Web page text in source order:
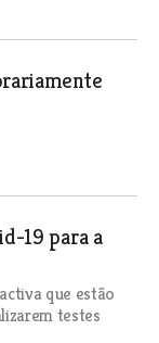
19 para a
que estão
testes